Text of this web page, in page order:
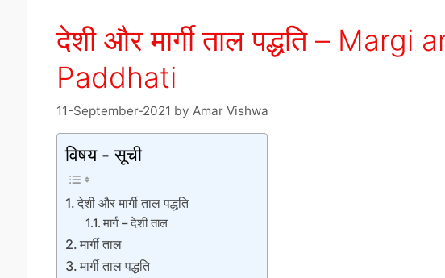
देशी और मार्गी ताल पद्धति –
Paddhati
11-September-2021 by Amar Vishwa
विषय - सूची
देशी और मार्गी ताल पद्धति
मार्ग – देशी ताल
मार्गी ताल
मार्गी ताल पद्धति